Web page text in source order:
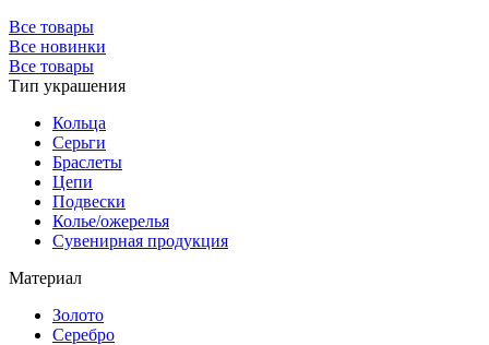
Все товары
Все новинки
Все товары
Тип украшения
Кольца
Серьги
Браслеты
Цепи
Подвески
Колье/ожерелья
Сувенирная продукция
Материал
Золото
Серебро